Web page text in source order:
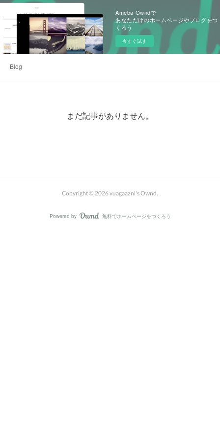
Ameba Owndで
あなただけのホームページやブログをつ
くろう
今すぐ試す
Blog
まだ記事がありません。
Copyright © 2026vuagaaznl's Ownd.
Powered by AmebaOwnd
無料でホームページをつくろう